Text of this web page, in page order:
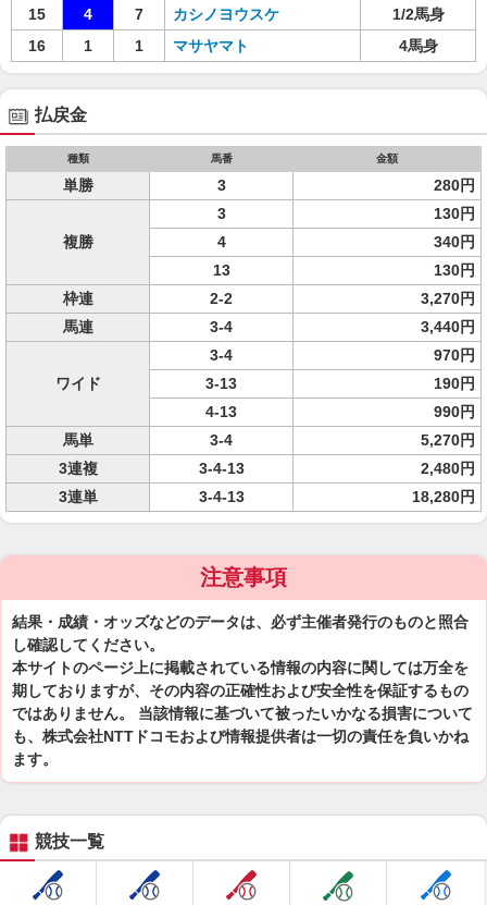
15
4 7 カシノヨウスケ
1/2馬身
16
1 1 マサヤマト 4馬身
払戻金
種類 馬番 金額
単勝 3 280円
複勝
3
130円
4
340円
13
130円
枠連
2-2
3,270円
馬連
3-4 3,440円
ワイド
3-4
970円
3-13
190円
4-13
990円
馬単
3-4
5,270円
3連複
3-4-13
2,480円
3連単
3-4-13 18,280円
注意事項
結果・成績・オッズなどのデータは、必ず主催者発行のものと照合
し確認してください。
本サイトのページ上に掲載されている情報の内容に関しては万全を
期しておりますが、その内容の正確性および安全性を保証するもの
ではありません。 当該情報に基づいて被ったいかなる損害について
も、株式会社NTTドコモおよび情報提供者は一切の責任を負いかね
ます。
競技一覧